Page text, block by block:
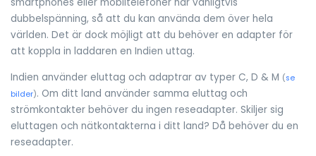
smartphones eller mobiltelefoner har vanligtvis
dubbelspänning, så att du kan använda dem över hela
världen. Det är dock möjligt att du behöver en adapter för
att koppla in laddaren en Indien uttag.
Indien använder eluttag och adaptrar av typer C, D & M (se
bilder). Om ditt land använder samma eluttag och
strömkontakter behöver du ingen reseadapter. Skiljer sig
eluttagen och nätkontakterna i ditt land? Då behöver du en
reseadapter.